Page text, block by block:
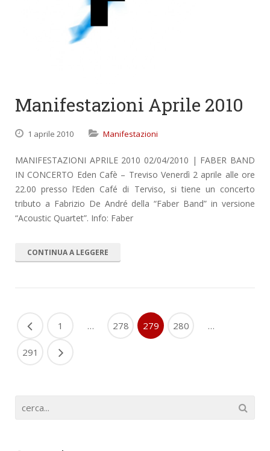
Manifestazioni Aprile 2010
1 aprile 2010 Manifestazioni
MANIFESTAZIONI APRILE 2010 02/04/2010 | FABER BAND
IN CONCERTO Eden Cafè – Treviso Venerdì 2 aprile alle ore
22.00 presso l’Eden Café di Terviso, si tiene un concerto
tributo a Fabrizio De André della “Faber Band” in versione
“Acoustic Quartet”. Info: Faber
CONTINUA A LEGGERE
1 … 278 279 280 …
291